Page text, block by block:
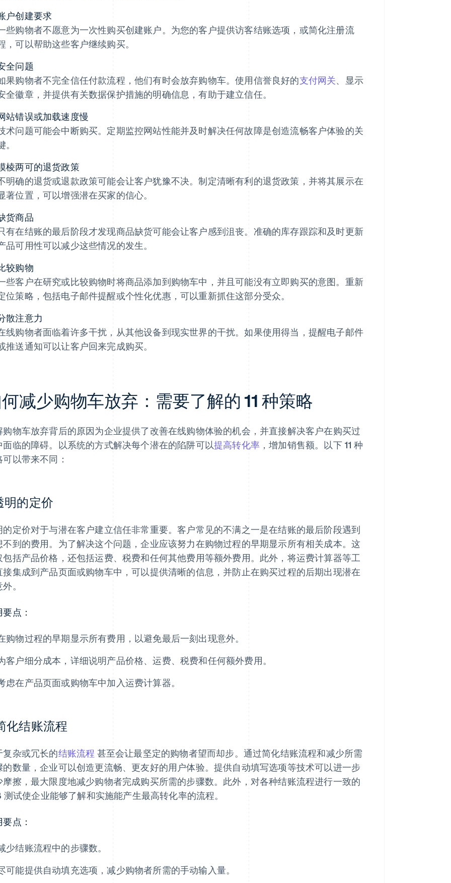
户创建要求
些购物者不愿意为一次性购买创建账户。为您的客户提供访客结账选项，或简化注册流
，可以帮助这些客户继续购买。
全问题
果购物者不完全信任付款流程，他们有时会放弃购物车。使用信誉良好的支付网关、显示
全徽章，并提供有关数据保护措施的明确信息，有助于建立信任。
站错误或加载速度慢
术问题可能会中断购买。定期监控网站性能并及时解决任何故障是创造流畅客户体验的关
。
棱两可的退货政策
明确的退货或退款政策可能会让客户犹豫不决。制定清晰有利的退货政策，并将其展示在
著位置，可以增强潜在买家的信心。
货商品
有在结账的最后阶段才发现商品缺货可能会让客户感到沮丧。准确的库存跟踪和及时更新
品可用性可以减少这些情况的发生。
较购物
些客户在研究或比较购物时将商品添加到购物车中，并且可能没有立即购买的意图。重新
位策略，包括电子邮件提醒或个性化优惠，可以重新抓住这部分受众。
散注意力
线购物者面临着许多干扰，从其他设备到现实世界的干扰。如果使用得当，提醒电子邮件
推送通知可以让客户回来完成购买。
减少购物车放弃：需要了解的 11 种策略
购物车放弃背后的原因为企业提供了改善在线购物体验的机会，并直接解决客户在购买过
面临的障碍。以系统的方式解决每个潜在的陷阱可以提高转化率 ，增加销售额。以下 11 种
可以带来不同：
明的定价
的定价对于与潜在客户建立信任非常重要。客户常见的不满之一是在结账的最后阶段遇到
不到的费用。为了解决这个问题，企业应该努力在购物过程的早期显示所有相关成本。这
包括产品价格，还包括运费、税费和任何其他费用等额外费用。此外，将运费计算器等工
接集成到产品页面或购物车中，可以提供清晰的信息，并防止在购买过程的后期出现潜在
。
点：
购物过程的早期显示所有费用，以避免最后一刻出现意外。
客户细分成本，详细说明产品价格、运费、税费和任何额外费用。
虑在产品页面或购物车中加入运费计算器。
化结账流程
复杂或冗长的结账流程 甚至会让最坚定的购物者望而却步。通过简化结账流程和减少所需
的数量，企业可以创造更流畅、更友好的用户体验。提供自动填写选项等技术可以进一步
摩擦，最大限度地减少购物者完成购买所需的步骤数。此外，对各种结账流程进行一致的
试使企业能够了解和实施能产生最高转化率的流程。
点：
少结账流程中的步骤数。
可能提供自动填充选项，减少购物者所需的手动输入量。